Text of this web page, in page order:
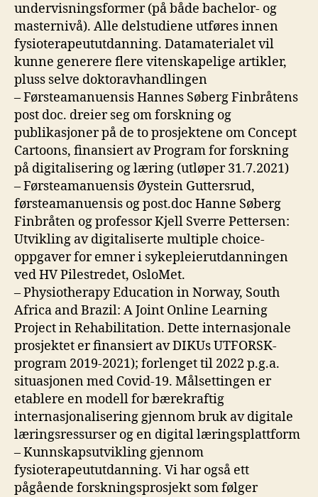
undervisningsformer (på både bachelor- og
masternivå). Alle delstudiene utføres innen
fysioterapeututdanning. Datamaterialet vil
kunne generere flere vitenskapelige artikler,
pluss selve doktoravhandlingen
– Førsteamanuensis Hannes Søberg Finbråtens
post doc. dreier seg om forskning og
publikasjoner på de to prosjektene om Concept
Cartoons, finansiert av Program for forskning
på digitalisering og læring (utløper 31.7.2021)
– Førsteamanuensis Øystein Guttersrud,
førsteamanuensis og post.doc Hanne Søberg
Finbråten og professor Kjell Sverre Pettersen:
Utvikling av digitaliserte multiple choice-
oppgaver for emner i sykepleierutdanningen
ved HV Pilestredet, OsloMet.
– Physiotherapy Education in Norway, South
Africa and Brazil: A Joint Online Learning
Project in Rehabilitation. Dette internasjonale
prosjektet er finansiert av DIKUs UTFORSK-
program 2019-2021); forlenget til 2022 p.g.a.
situasjonen med Covid-19. Målsettingen er
etablere en modell for bærekraftig
internasjonalisering gjennom bruk av digitale
læringsressurser og en digital læringsplattform
– Kunnskapsutvikling gjennom
fysioterapeututdanning. Vi har også ett
pågående forskningsprosjekt som følger